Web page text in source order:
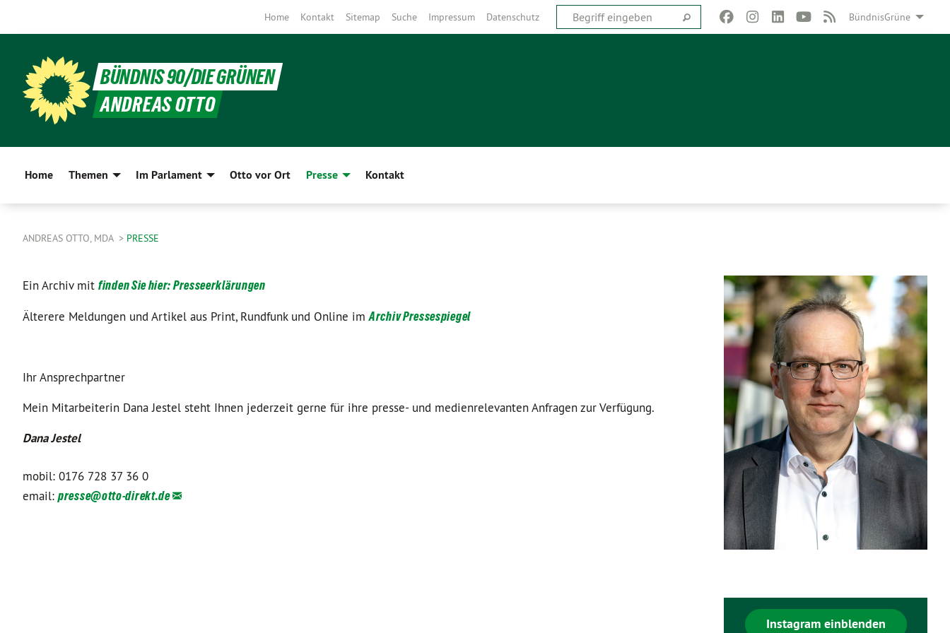
BündnisGrüne
Home Kontakt Sitemap Suche Impressum Datenschutz
BÜNDNIS 90/DIE GRÜNEN
ANDREAS OTTO
Home Themen Im Parlament Otto vor Ort Presse Kontakt
ANDREAS OTTO, MDA PRESSE
Ein Archiv mit finden Sie hier: Presseerklärungen
Älterere Meldungen und Artikel aus Print, Rundfunk und Online imArchiv Pressespiegel
Ihr Ansprechpartner
Mein Mitarbeiterin Dana Jestel steht Ihnen jederzeit gerne für ihre presse- und medienrelevanten Anfragen zur Verfügung.
Dana Jestel
mobil: 0176 728 37 36 0
email:presse@otto-direkt.de
Instagram einblenden